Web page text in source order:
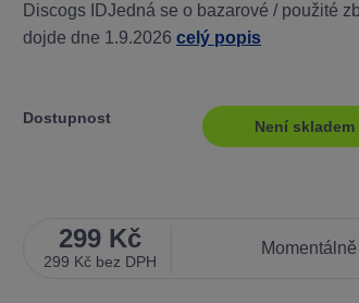
Discogs IDJedná se o bazarové / použité
dojde dne 1.9.2026 celý popis
Dostupnost Není skladem
299 Kč
299 Kč bez DPH